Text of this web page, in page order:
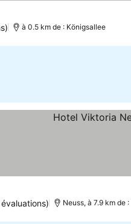
à 0.5 km de : Königsallee
Neuss, à 7.9 km de